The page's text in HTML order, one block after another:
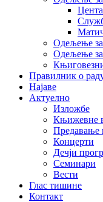
Одељење за
Одељење
Правилник о
Најаве
Актуелно
Изложбе
Књижевне
Предавање
Концерти
Дечји
Семинари
Вести
Глас тишине
Контакт